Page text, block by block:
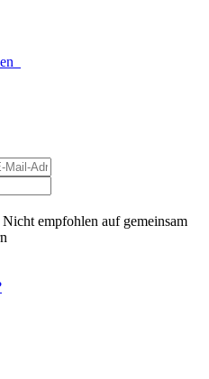
Nicht empfohlen auf gemeinsam